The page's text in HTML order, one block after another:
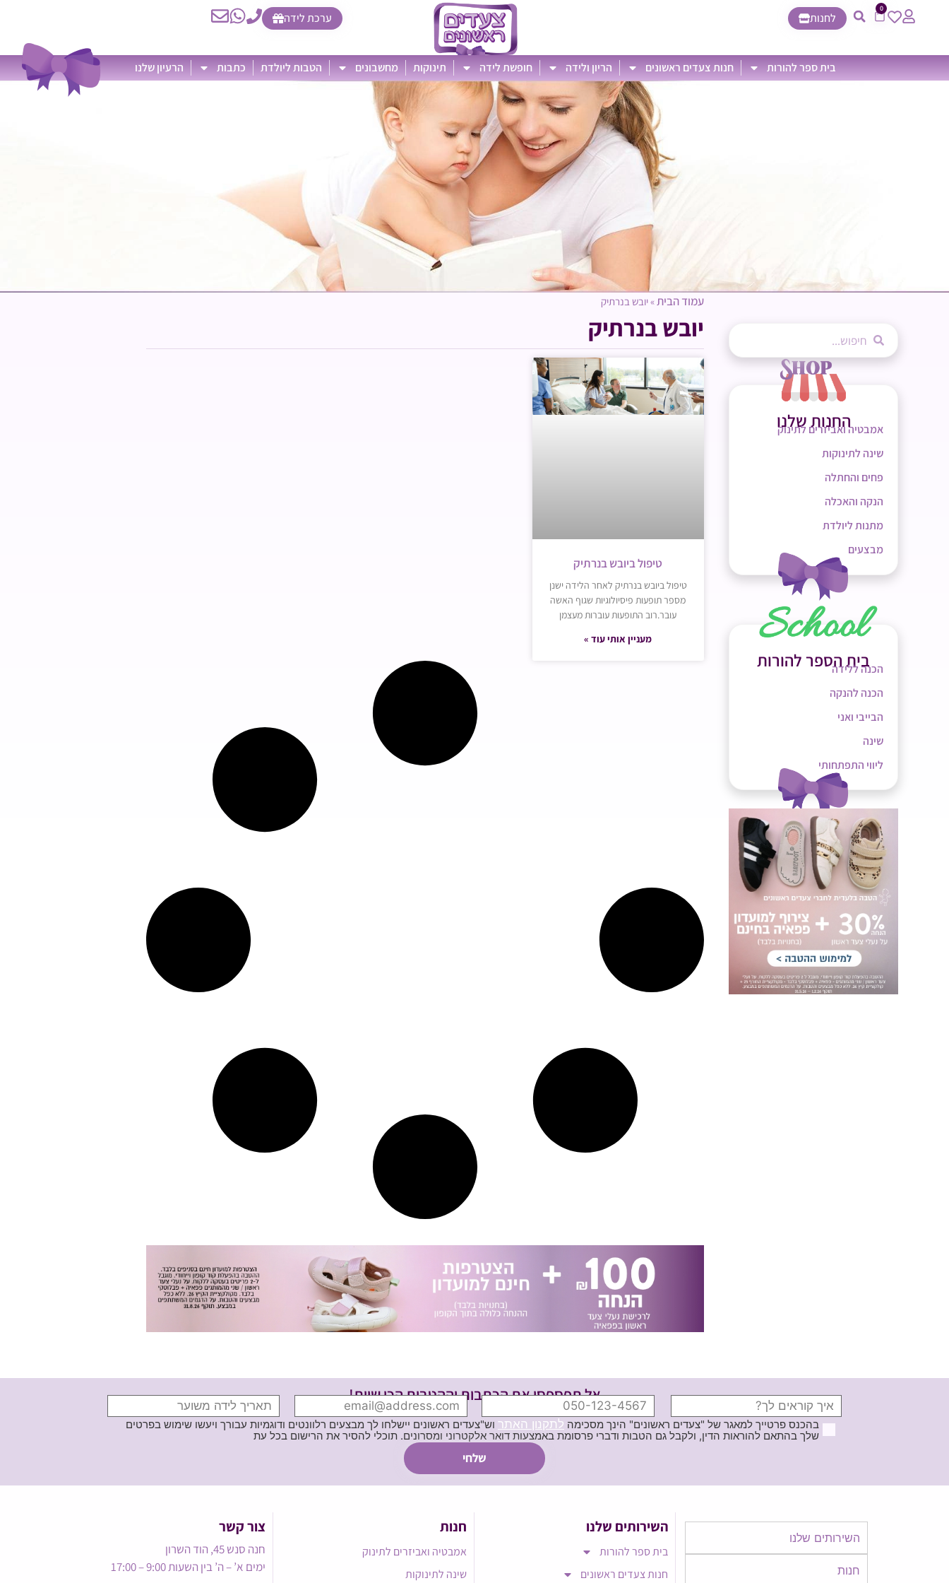
0
לחנות ערכת לידה
בית ספר להורות חנות צעדים ראשונים הריון ולידה חופשת לידה תינוקות מחשבונים הטבות ליולדת כתבות הרעיון שלנו
החנות שלנו
אמבטיה ואביזרים לתינוק
שינה לתינוקות
פחים והחתלה
הנקה והאכלה
מתנות ליולדת
מבצעים
בית הספר להורות
הכנה ללידה
הכנה להנקה
הבייבי ואני
שינה
ליווי התפתחותי
עמוד הבית»יובש בנרתיק
יובש בנרתיק
טיפול ביובש בנרתיק
טיפול ביובש בנרתיק לאחר הלידה ישנן
מספר תופעות פיסיולוגיות שגוף האשה
עובר.רוב התופעות עוברות מעצמן
מעניין אותי עוד »
אל תפספסי את הכתבות וההטבות הכי שוות!
בהכנס פרטייך למאגר של "צעדים ראשונים" הינך מסכימה לתקנון האתר וש"צעדים ראשונים יישלחו לך מבצעים רלוונטים ודוגמיות עבורך ויעשו שימוש בפרטים
שלך בהתאם להוראות הדין, ולקבל גם הטבות ודברי פרסומת באמצעות דואר אלקטרוני ומסרונים. תוכלי להסיר את הרישום בכל עת
השירותים שלנו
חנות
השירותים שלנו
בית ספר להורות
חנות צעדים ראשונים
חנות
אמבטיה ואביזרים לתינוק
שינה לתינוקות
צור קשר
חנה סנש 45, הוד השרון
ימים א’ – ה’ בין השעות 9:00 – 17:00